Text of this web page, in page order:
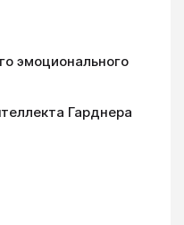
эмоционального
Гарднера